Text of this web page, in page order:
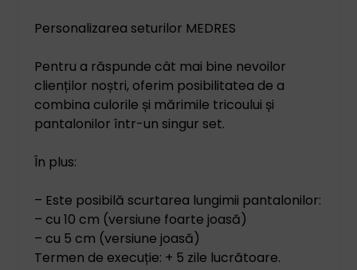
Personalizarea seturilor MEDRES
Pentru a răspunde cât mai bine nevoilor
clienților noștri, oferim posibilitatea de a
combina culorile și mărimile tricoului și
pantalonilor într-un singur set.
În plus:
– Este posibilă scurtarea lungimii pantalonilor:
– cu 10 cm (versiune foarte joasă)
– cu 5 cm (versiune joasă)
Termen de execuție: + 5 zile lucrătoare.